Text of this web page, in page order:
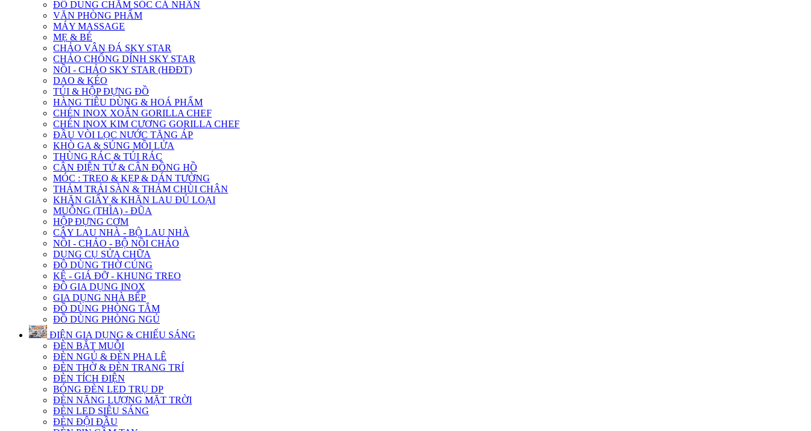
ĐỒ DUNG CHĂM SÓC CÁ NHÂN
VĂN PHÒNG PHẨM
MÁY MASSAGE
MẸ & BÉ
CHẢO VÂN ĐÁ SKY STAR
CHẢO CHỐNG DÍNH SKY STAR
NỒI - CHẢO SKY STAR (HĐĐT)
DAO & KÉO
TÚI & HỘP ĐỰNG ĐỒ
HÀNG TIÊU DÙNG & HOÁ PHẨM
CHÉN INOX XOẮN GORILLA CHEF
CHÉN INOX KIM CƯƠNG GORILLA CHEF
ĐẦU VÒI LỌC NƯỚC TĂNG ÁP
KHÒ GA & SÚNG MỒI LỬA
THÙNG RÁC & TÚI RÁC
CÂN ĐIỆN TỬ & CÂN ĐỒNG HỒ
MÓC : TREO & KẸP & DÁN TƯỜNG
THẢM TRẢI SÀN & THẢM CHÙI CHÂN
KHĂN GIẤY & KHĂN LAU ĐỦ LOẠI
MUỖNG (THÌA) - ĐŨA
HỘP ĐỰNG CƠM
CÂY LAU NHÀ - BỘ LAU NHÀ
NỒI - CHẢO - BỘ NỒI CHẢO
DỤNG CỤ SỬA CHỮA
ĐỒ DÙNG THỜ CÚNG
KỆ - GIÁ ĐỠ - KHUNG TREO
ĐỒ GIA DỤNG INOX
GIA DỤNG NHÀ BẾP
ĐỒ DÙNG PHÒNG TẮM
ĐỒ DÙNG PHÒNG NGỦ
ĐIỆN GIA DỤNG & CHIẾU SÁNG
ĐÈN BẮT MUỖI
ĐÈN NGỦ & ĐÈN PHA LÊ
ĐÈN THỜ & ĐÈN TRANG TRÍ
ĐÈN TÍCH ĐIỆN
BÓNG ĐÈN LED TRỤ DP
ĐÈN NĂNG LƯỢNG MẶT TRỜI
ĐÈN LED SIÊU SÁNG
ĐÈN ĐỘI ĐẦU